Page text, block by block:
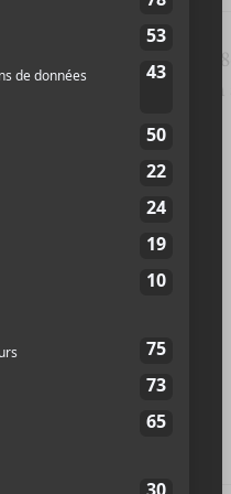
né le 2 juillet
avec le collectif Sin